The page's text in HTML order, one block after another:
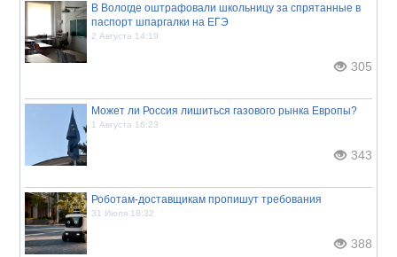
В Вологде оштрафовали школьницу за спрятанные в
паспорт шпаргалки на ЕГЭ
2 Августа 14:19
305
Может ли Россия лишиться газового рынка Европы?
1 Августа 16:23
343
Роботам-доставщикам пропишут требования
31 Июля 18:32
388